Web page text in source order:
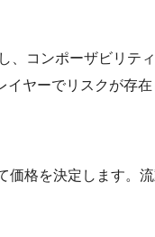
、コンポーザビリテ
ヤーでリスクが存在
価格を決定します。